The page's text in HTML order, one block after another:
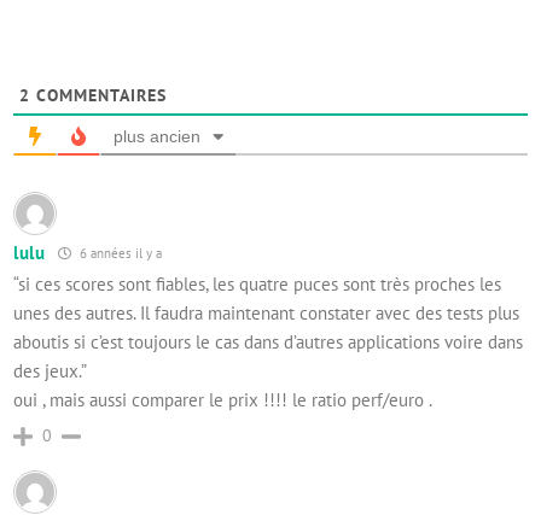
2 COMMENTAIRES
plus ancien
lulu 6 années il y a
“si ces scores sont fiables, les quatre puces sont très proches les
unes des autres. Il faudra maintenant constater avec des tests plus
aboutis si c’est toujours le cas dans d’autres applications voire dans
des jeux.”
oui , mais aussi comparer le prix !!!! le ratio perf/euro .
0